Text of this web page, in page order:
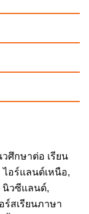
วศึกษาต่อ เรียน
ไอร์แลนด์เหนือ,
นิวซีแลนด์,
ร์สเรียนภาษา